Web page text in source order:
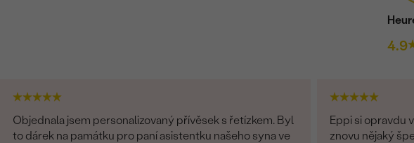
4.9
Objednala jsem personalizovaný přívěsek s řetízkem. Byl
to dárek na památku pro paní asistentku našeho syna ve
Eppi si opravdu
znovu nějaký